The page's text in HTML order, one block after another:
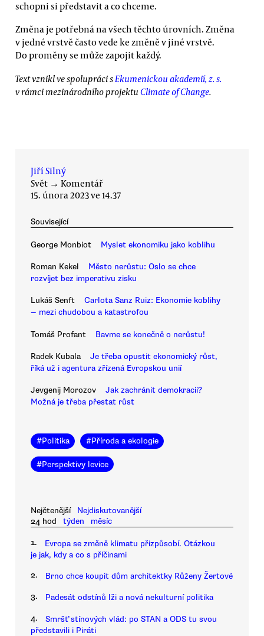
schopni si představit a co chceme.
Změna je potřebná na všech těchto úrovních. Změna
v jedné vrstvě často vede ke změně v jiné vrstvě.
Do proměny se může zapojit každý.
Text vznikl ve spolupráci s Ekumenickou akademií, z. s.
v rámci mezinárodního projektu Climate of Change.
Jiří Silný
Svět → Komentář
15. února 2023 ve 14.37
Související
George Monbiot Myslet ekonomiku jako koblihu
Roman Kekel
Město nerůstu: Oslo se chce
rozvíjet bez imperativu zisku
Lukáš Senft
Carlota Sanz Ruiz: Ekonomie koblihy
— mezi chudobou a katastrofou
Tomáš Profant Bavme se konečně o nerůstu!
Radek Kubala
Je třeba opustit ekonomický růst,
říká už i agentura zřízená Evropskou unií
Jevgenij Morozov
Jak zachránit demokracii?
Možná je třeba přestat růst
#Politika #Příroda a ekologie
#Perspektivy levice
Nejčtenější
Nejdiskutovanější
24 hod
týden měsíc
1.
Evropa se změně klimatu přizpůsobí. Otázkou
je jak, kdy a co s příčinami
2. Brno chce koupit dům architektky Růženy Žertové
3. Padesát odstínů lži a nová nekulturní politika
4.
Smršť stínových vlád: po STAN a ODS tu svou
představili i Piráti